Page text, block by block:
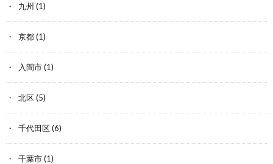
九州 (1)
京都(1)
入間市(1)
北区(5)
千代田区(6)
千葉市(1)